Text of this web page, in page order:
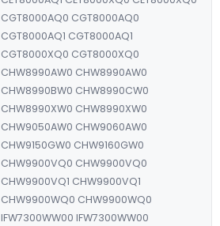
CGT8000AQ0 CGT8000AQ0
CGT8000AQ1 CGT8000AQ1
CGT8000XQ0 CGT8000XQ0
CHW8990AW0 CHW8990AW0
CHW8990BW0 CHW8990CW0
CHW8990XW0 CHW8990XW0
CHW9050AW0 CHW9060AW0
CHW9150GW0 CHW9160GW0
CHW9900VQ0 CHW9900VQ0
CHW9900VQ1 CHW9900VQ1
CHW9900WQ0 CHW9900WQ0
IFW7300WW00 IFW7300WW00